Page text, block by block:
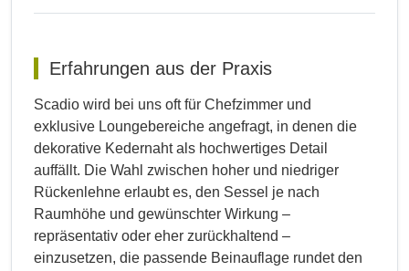
Erfahrungen aus der Praxis
Scadio wird bei uns oft für Chefzimmer und
exklusive Loungebereiche angefragt, in denen die
dekorative Kedernaht als hochwertiges Detail
auffällt. Die Wahl zwischen hoher und niedriger
Rückenlehne erlaubt es, den Sessel je nach
Raumhöhe und gewünschter Wirkung –
repräsentativ oder eher zurückhaltend –
einzusetzen, die passende Beinauflage rundet den